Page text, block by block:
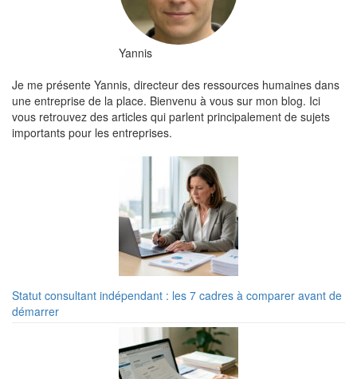
Yannis
Je me présente Yannis, directeur des ressources humaines dans
une entreprise de la place. Bienvenu à vous sur mon blog. Ici
vous retrouvez des articles qui parlent principalement de sujets
importants pour les entreprises.
Statut consultant indépendant : les 7 cadres à comparer avant de
démarrer